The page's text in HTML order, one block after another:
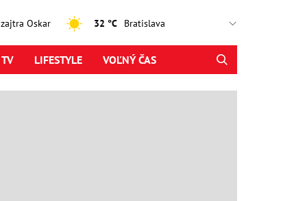
Oskar 32 °C
LIFESTYLE VOĽNÝ ČAS